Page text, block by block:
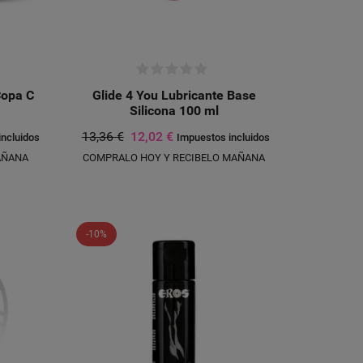
C
Glide 4 You Lubricante Base
Silicona 100 ml
13,36 € 12,02 € Impuestos incluidos
COMPRALO HOY Y RECIBELO MAÑANA
-10%